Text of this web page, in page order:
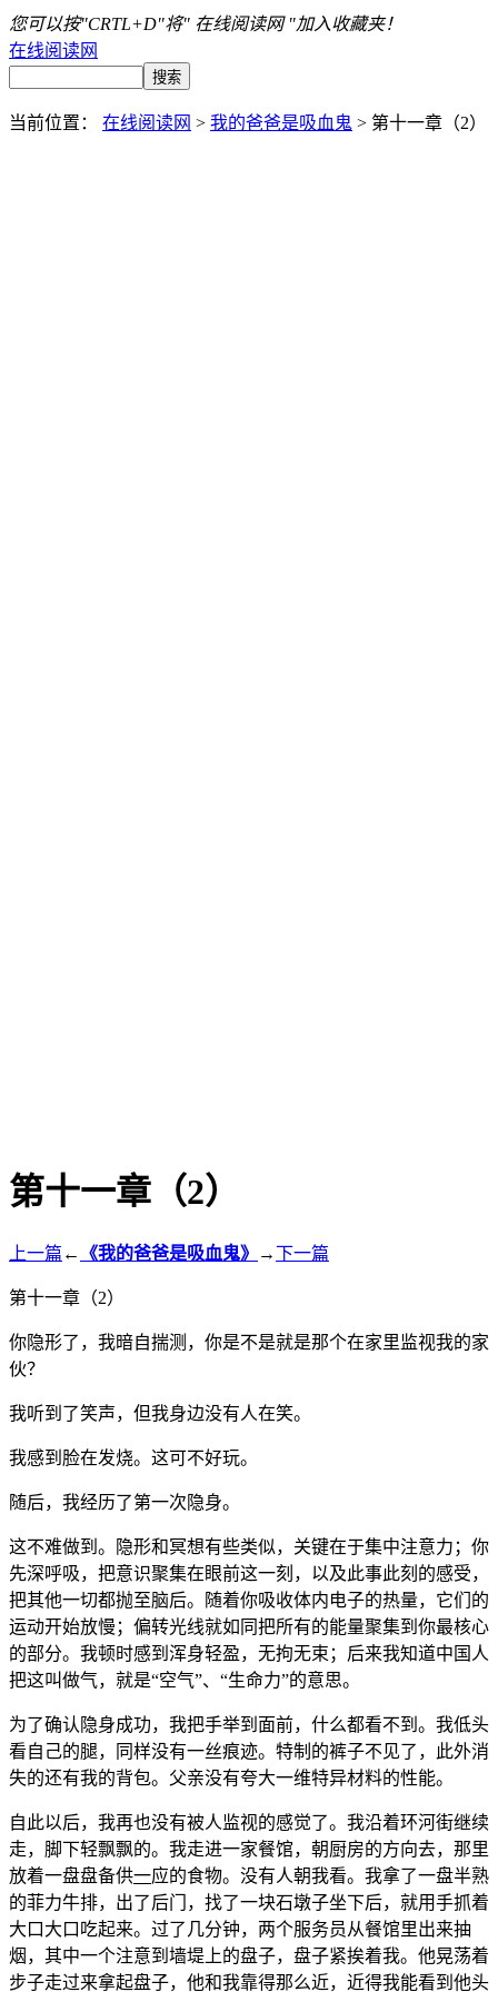
您可以按"CRTL+D"将" 在线阅读网 "加入收藏夹！
在线阅读网
当前位置： 在线阅读网 > 我的爸爸是吸血鬼 > 第十一章（2）
第十一章（2）
上一篇 ← 《我的爸爸是吸血鬼》 →下一篇
第十一章（2）
你隐形了，我暗自揣测，你是不是就是那个在家里监视我的家
伙？
我听到了笑声，但我身边没有人在笑。
我感到脸在发烧。这可不好玩。
随后，我经历了第一次隐身。
这不难做到。隐形和冥想有些类似，关键在于集中注意力；你
先深呼吸，把意识聚集在眼前这一刻，以及此事此刻的感受，
把其他一切都抛至脑后。随着你吸收体内电子的热量，它们的
运动开始放慢；偏转光线就如同把所有的能量聚集到你最核心
的部分。我顿时感到浑身轻盈，无拘无束；后来我知道中国人
把这叫做气，就是“空气”、“生命力”的意思。
为了确认隐身成功，我把手举到面前，什么都看不到。我低头
看自己的腿，同样没有一丝痕迹。特制的裤子不见了，此外消
失的还有我的背包。父亲没有夸大一维特异材料的性能。
自此以后，我再也没有被人监视的感觉了。我沿着环河街继续
走，脚下轻飘飘的。我走进一家餐馆，朝厨房的方向去，那里
放着一盘盘备供一应的食物。没有人朝我看。我拿了一盘半熟
的菲力牛排，出了后门，找了一块石墩子坐下后，就用手抓着
大口大口吃起来。过了几分钟，两个服务员从餐馆里出来抽
烟，其中一个注意到墙堤上的盘子，盘子紧挨着我。他晃荡着
步子走过来拿起盘子，他和我靠得那么近，近得我能看到他头